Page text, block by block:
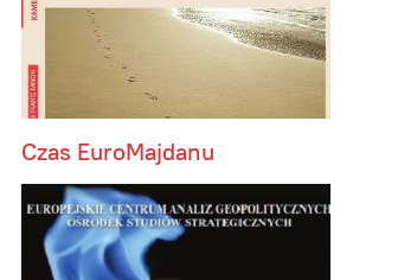
Czas EuroMajdanu